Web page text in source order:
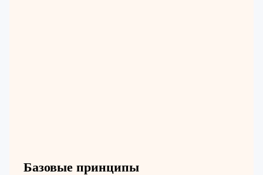
Базовые принципы